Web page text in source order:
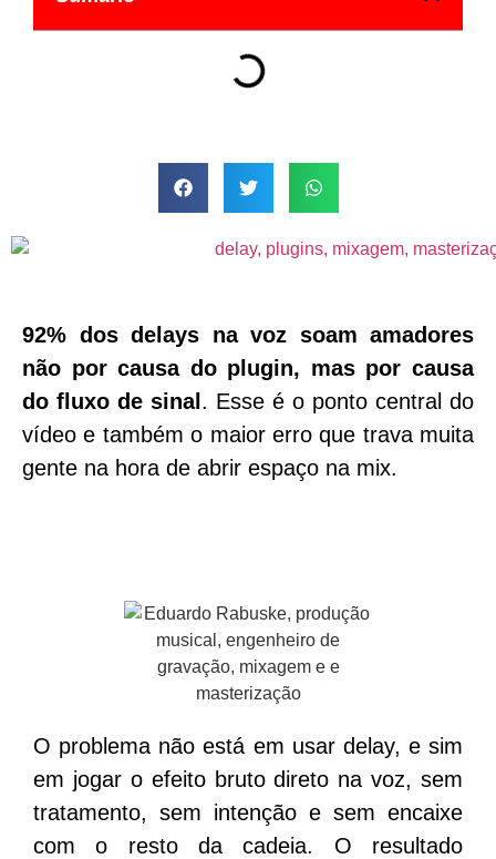
92% dos delays na voz soam amadores
não por causa do plugin, mas por causa
do fluxo de sinal . Esse é o ponto central do
vídeo e também o maior erro que trava muita
gente na hora de abrir espaço na mix.
O problema não está em usar delay, e sim
em jogar o efeito bruto direto na voz, sem
tratamento, sem intenção e sem encaixe
com o resto da cadeia. O resultado